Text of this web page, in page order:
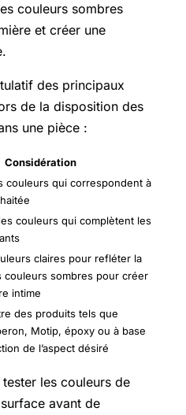
couleurs sombres
et créer une
des principaux
de la disposition des
une pièce :
Considération
couleurs qui correspondent à
couleurs qui complètent les
claires pour refléter la
couleurs sombres pour créer
intime
des produits tels que
Motip, époxy ou à base
de l’aspect désiré
les couleurs de
avant de